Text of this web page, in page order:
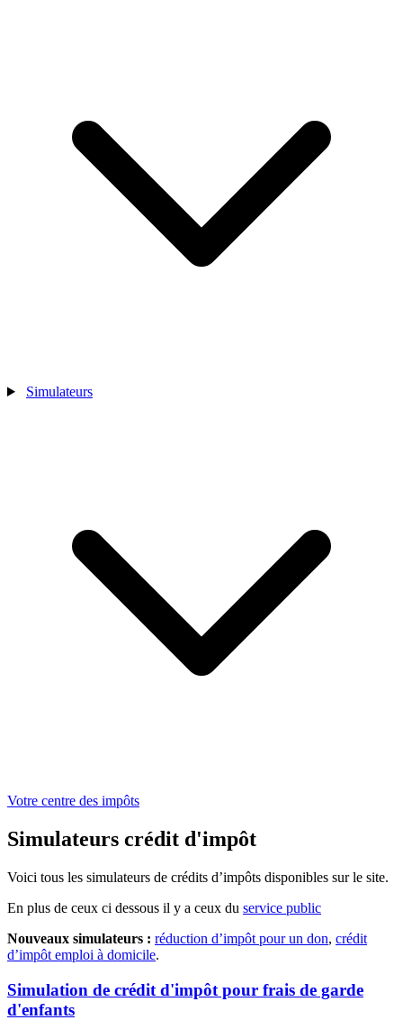
Simulateurs
Votre centre des impôts
Simulateurs crédit d'impôt
Voici tous les simulateurs de crédits d’impôts disponibles sur le site.
En plus de ceux ci dessous il y a ceux du service public
Nouveaux simulateurs : réduction d’impôt pour un don, crédit
d’impôt emploi à domicile.
Simulation de crédit d'impôt pour frais de garde
d'enfants